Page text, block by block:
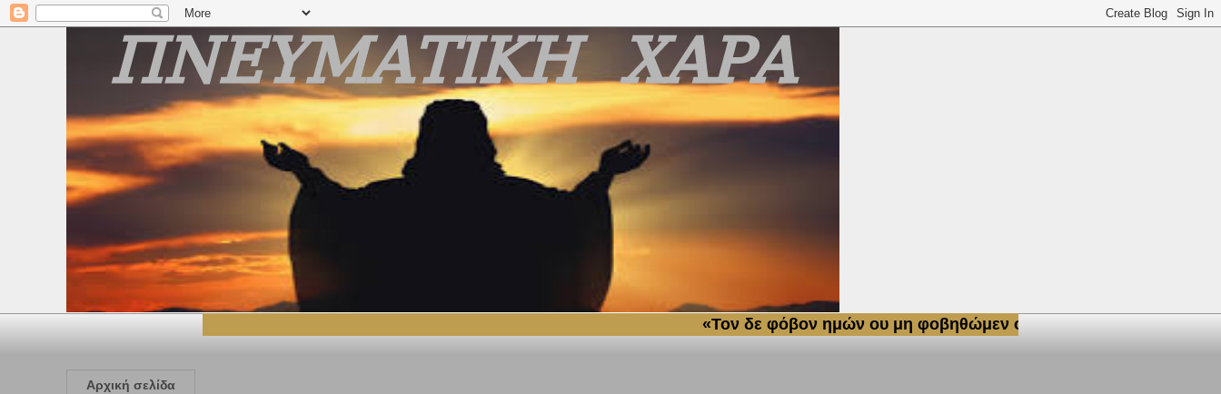
«Τον δε φόβον ημών ου μη φοβηθώμεν ουδ' ου μη ταραχθώμεν, ότι μεθ'
Αρχική σελίδα